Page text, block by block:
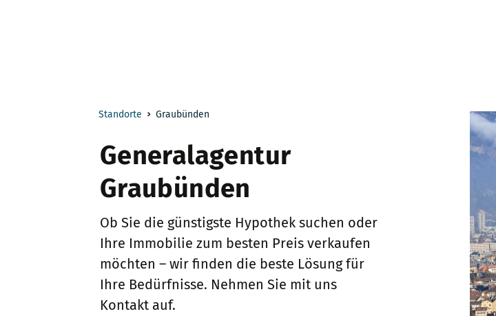
Standorte Graubünden
Generalagentur
Graubünden
Ob Sie die günstigste Hypothek suchen oder
Ihre Immobilie zum besten Preis verkaufen
möchten – wir finden die beste Lösung für
Ihre Bedürfnisse. Nehmen Sie mit uns
Kontakt auf.